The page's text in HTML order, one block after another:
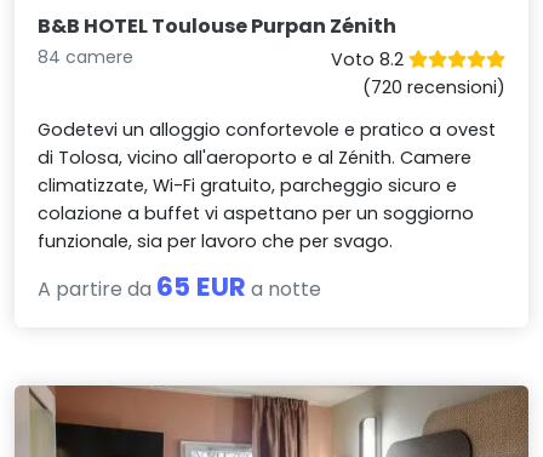
B&B HOTEL Toulouse Purpan Zénith
84 camere
Voto 8.2
(720 recensioni)
Godetevi un alloggio confortevole e pratico a ovest
di Tolosa, vicino all'aeroporto e al Zénith. Camere
climatizzate, Wi-Fi gratuito, parcheggio sicuro e
colazione a buffet vi aspettano per un soggiorno
funzionale, sia per lavoro che per svago.
A partire da 65 EUR a notte